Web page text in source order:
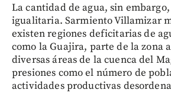
La cantidad de agua, sin
igualitaria. Sarmiento Villamizar
existen regiones deficitarias de
como la Guajira, parte de la zona
diversas áreas de la cuenca del
presiones como el número de
actividades productivas